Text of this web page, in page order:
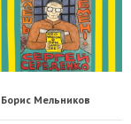
Борис Мельников